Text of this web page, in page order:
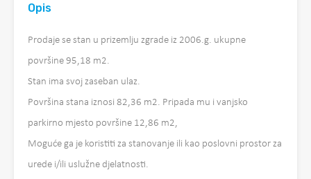
Opis
Prodaje se stan u prizemlju zgrade iz 2006.g. ukupne
površine 95,18 m2.
Stan ima svoj zaseban ulaz.
Površina stana iznosi 82,36 m2. Pripada mu i vanjsko
parkirno mjesto površine 12,86 m2,
Moguće ga je koristiti za stanovanje ili kao poslovni prostor za
urede i/ili uslužne djelatnosti.